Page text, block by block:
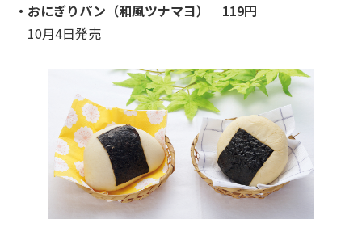
・おにぎりパン（和風ツナマヨ） 119円
10月4日発売